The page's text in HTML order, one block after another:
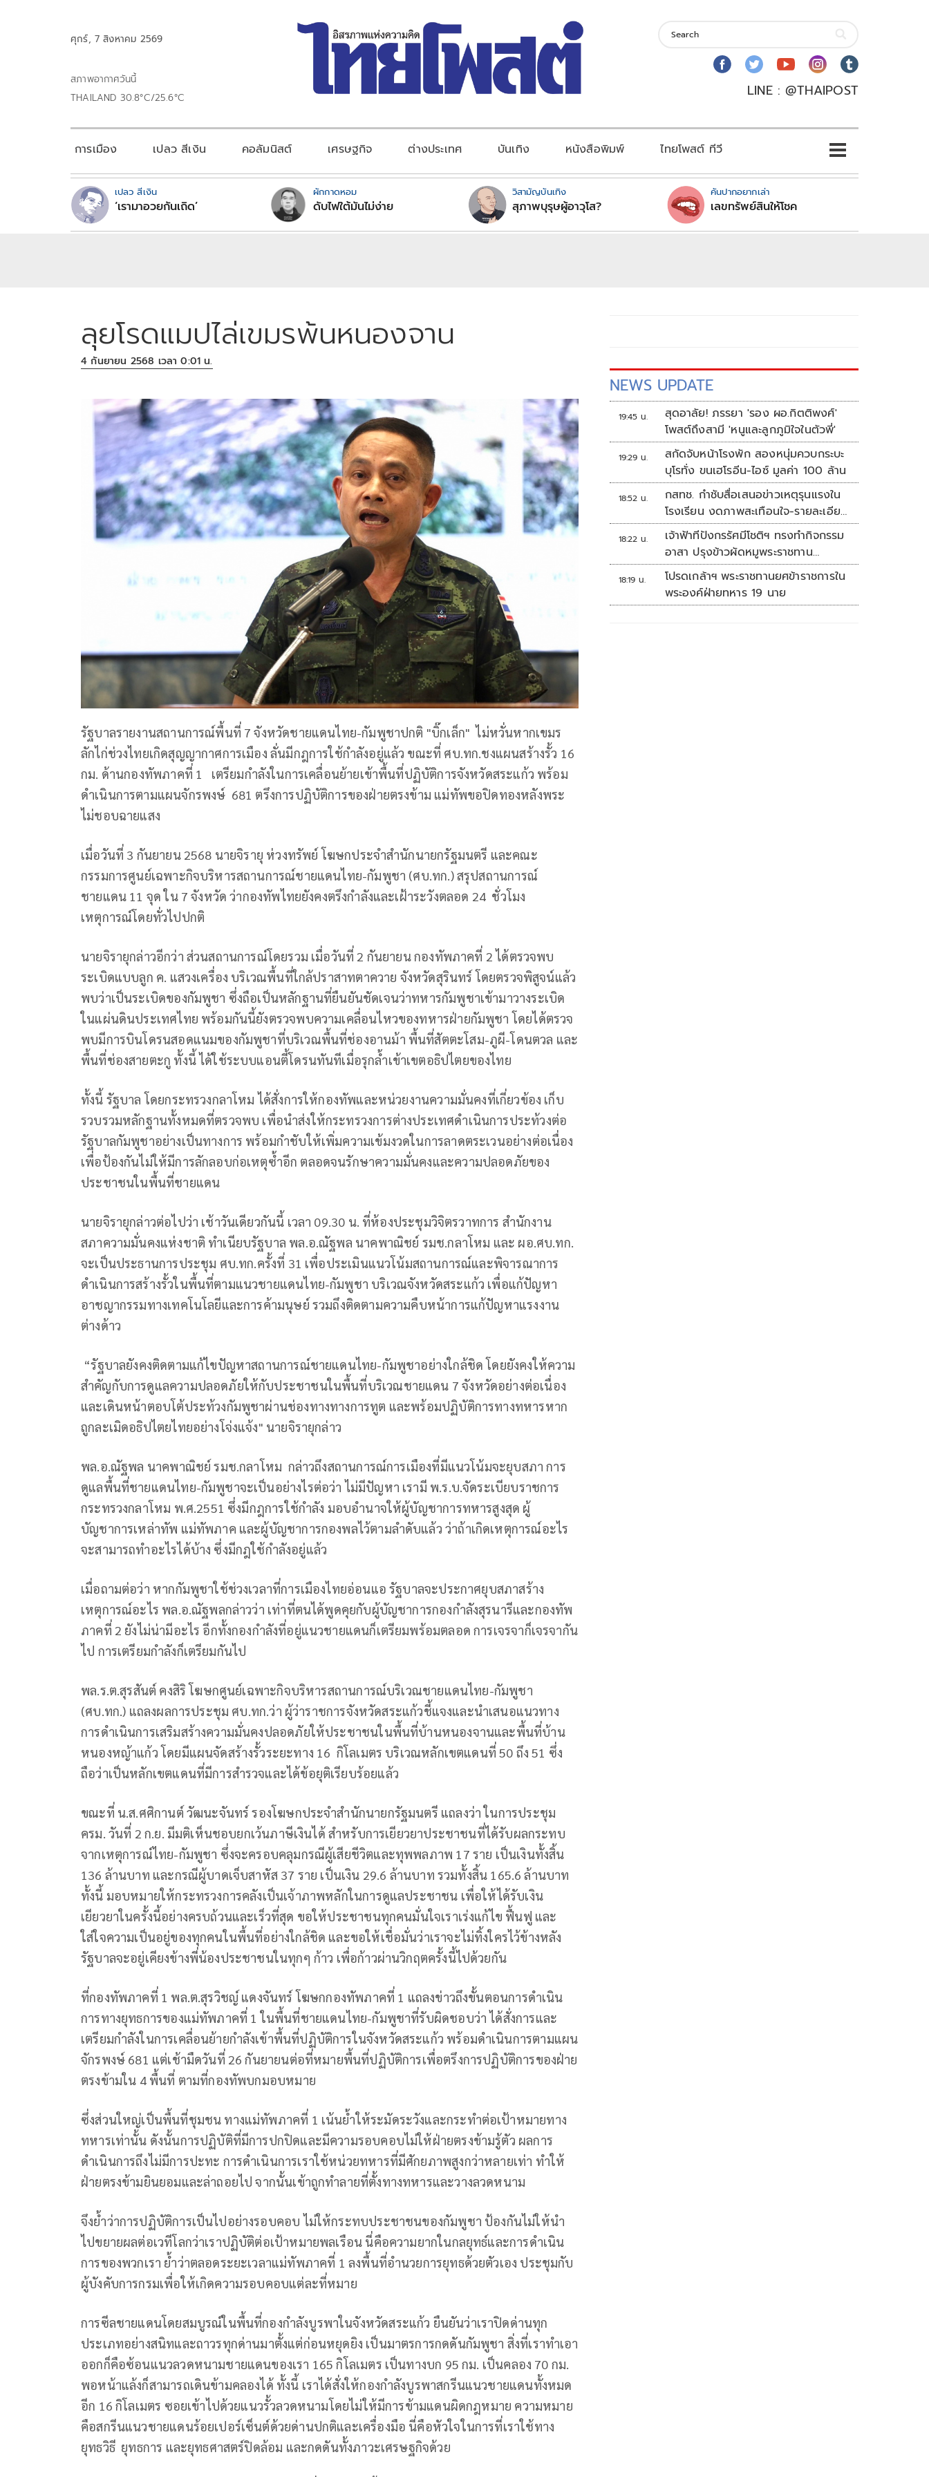
ศุกร์, 7 สิงหาคม 2569
สภาพอากาศวันนี้
THAILAND 30.8°C/25.6°C
LINE : @THAIPOST
การเมือง เปลว สีเงิน คอลัมนิสต์ เศรษฐกิจ ต่างประเทศ บันเทิง หนังสือพิมพ์ ไทยโพสต์ ทีวี
เปลว สีเงิน
‘เรามาอวยกันเถิด’
ผักกาดหอม
ดับไฟใต้มันไม่ง่าย
วิสามัญบันเทิง
สุภาพบุรุษผู้อาวุโส?
คันปากอยากเล่า
เลขทรัพย์สินให้โชค
ลุยโรดแมปไล่เขมรพ้นหนองจาน
4 กันยายน 2568 เวลา 0:01 น.
รัฐบาลรายงานสถานการณ์พื้นที่ 7 จังหวัดชายแดนไทย-กัมพูชาปกติ "บิ๊กเล็ก" ไม่หวั่นหากเขมร
ลักไก่ช่วงไทยเกิดสุญญากาศการเมือง ลั่นมีกฎการใช้กำลังอยู่แล้ว ขณะที่ ศบ.ทก.ชงแผนสร้างรั้ว 16
กม. ด้านกองทัพภาคที่ 1 เตรียมกำลังในการเคลื่อนย้ายเข้าพื้นที่ปฏิบัติการจังหวัดสระแก้ว พร้อม
ดำเนินการตามแผนจักรพงษ์ 681 ตรึงการปฏิบัติการของฝ่ายตรงข้าม แม่ทัพขอปิดทองหลังพระ
ไม่ชอบฉายแสง
เมื่อวันที่ 3 กันยายน 2568 นายจิรายุ ห่วงทรัพย์ โฆษกประจำสำนักนายกรัฐมนตรี และคณะ
กรรมการศูนย์เฉพาะกิจบริหารสถานการณ์ชายแดนไทย-กัมพูชา (ศบ.ทก.) สรุปสถานการณ์
ชายแดน 11 จุด ใน 7 จังหวัด ว่ากองทัพไทยยังคงตรึงกำลังและเฝ้าระวังตลอด 24 ชั่วโมง
เหตุการณ์โดยทั่วไปปกติ
นายจิรายุกล่าวอีกว่า ส่วนสถานการณ์โดยรวม เมื่อวันที่ 2 กันยายน กองทัพภาคที่ 2 ได้ตรวจพบ
ระเบิดแบบลูก ค. แสวงเครื่อง บริเวณพื้นที่ใกล้ปราสาทตาควาย จังหวัดสุรินทร์ โดยตรวจพิสูจน์แล้ว
พบว่าเป็นระเบิดของกัมพูชา ซึ่งถือเป็นหลักฐานที่ยืนยันชัดเจนว่าทหารกัมพูชาเข้ามาวางระเบิด
ในแผ่นดินประเทศไทย พร้อมกันนี้ยังตรวจพบความเคลื่อนไหวของทหารฝ่ายกัมพูชา โดยได้ตรวจ
พบมีการบินโดรนสอดแนมของกัมพูชาที่บริเวณพื้นที่ช่องอานม้า พื้นที่สัตตะโสม-ภูผี-โดนตวล และ
พื้นที่ช่องสายตะกู ทั้งนี้ ได้ใช้ระบบแอนตี้โดรนทันทีเมื่อรุกล้ำเข้าเขตอธิปไตยของไทย
ทั้งนี้ รัฐบาล โดยกระทรวงกลาโหม ได้สั่งการให้กองทัพและหน่วยงานความมั่นคงที่เกี่ยวข้อง เก็บ
รวบรวมหลักฐานทั้งหมดที่ตรวจพบ เพื่อนำส่งให้กระทรวงการต่างประเทศดำเนินการประท้วงต่อ
รัฐบาลกัมพูชาอย่างเป็นทางการ พร้อมกำชับให้เพิ่มความเข้มงวดในการลาดตระเวนอย่างต่อเนื่อง
เพื่อป้องกันไม่ให้มีการลักลอบก่อเหตุซ้ำอีก ตลอดจนรักษาความมั่นคงและความปลอดภัยของ
ประชาชนในพื้นที่ชายแดน
นายจิรายุกล่าวต่อไปว่า เช้าวันเดียวกันนี้ เวลา 09.30 น. ที่ห้องประชุมวิจิตรวาทการ สำนักงาน
สภาความมั่นคงแห่งชาติ ทำเนียบรัฐบาล พล.อ.ณัฐพล นาคพาณิชย์ รมช.กลาโหม และ ผอ.ศบ.ทก.
จะเป็นประธานการประชุม ศบ.ทก.ครั้งที่ 31 เพื่อประเมินแนวโน้มสถานการณ์และพิจารณาการ
ดำเนินการสร้างรั้วในพื้นที่ตามแนวชายแดนไทย-กัมพูชา บริเวณจังหวัดสระแก้ว เพื่อแก้ปัญหา
อาชญากรรมทางเทคโนโลยีและการค้ามนุษย์ รวมถึงติดตามความคืบหน้าการแก้ปัญหาแรงงาน
ต่างด้าว
“รัฐบาลยังคงติดตามแก้ไขปัญหาสถานการณ์ชายแดนไทย-กัมพูชาอย่างใกล้ชิด โดยยังคงให้ความ
สำคัญกับการดูแลความปลอดภัยให้กับประชาชนในพื้นที่บริเวณชายแดน 7 จังหวัดอย่างต่อเนื่อง
และเดินหน้าตอบโต้ประท้วงกัมพูชาผ่านช่องทางทางการทูต และพร้อมปฏิบัติการทางทหารหาก
ถูกละเมิดอธิปไตยไทยอย่างโจ่งแจ้ง" นายจิรายุกล่าว
พล.อ.ณัฐพล นาคพาณิชย์ รมช.กลาโหม กล่าวถึงสถานการณ์การเมืองที่มีแนวโน้มจะยุบสภา การ
ดูแลพื้นที่ชายแดนไทย-กัมพูชาจะเป็นอย่างไรต่อว่า ไม่มีปัญหา เรามี พ.ร.บ.จัดระเบียบราชการ
กระทรวงกลาโหม พ.ศ.2551 ซึ่งมีกฎการใช้กำลัง มอบอำนาจให้ผู้บัญชาการทหารสูงสุด ผู้
บัญชาการเหล่าทัพ แม่ทัพภาค และผู้บัญชาการกองพลไว้ตามลำดับแล้ว ว่าถ้าเกิดเหตุการณ์อะไร
จะสามารถทำอะไรได้บ้าง ซึ่งมีกฎใช้กำลังอยู่แล้ว
เมื่อถามต่อว่า หากกัมพูชาใช้ช่วงเวลาที่การเมืองไทยอ่อนแอ รัฐบาลจะประกาศยุบสภาสร้าง
เหตุการณ์อะไร พล.อ.ณัฐพลกล่าวว่า เท่าที่ตนได้พูดคุยกับผู้บัญชาการกองกำลังสุรนารีและกองทัพ
ภาคที่ 2 ยังไม่น่ามีอะไร อีกทั้งกองกำลังที่อยู่แนวชายแดนก็เตรียมพร้อมตลอด การเจรจาก็เจรจากัน
ไป การเตรียมกำลังก็เตรียมกันไป
พล.ร.ต.สุรสันต์ คงสิริ โฆษกศูนย์เฉพาะกิจบริหารสถานการณ์บริเวณชายแดนไทย-กัมพูชา
(ศบ.ทก.) แถลงผลการประชุม ศบ.ทก.ว่า ผู้ว่าราชการจังหวัดสระแก้วชี้แจงและนำเสนอแนวทาง
การดำเนินการเสริมสร้างความมั่นคงปลอดภัยให้ประชาชนในพื้นที่บ้านหนองจานและพื้นที่บ้าน
หนองหญ้าแก้ว โดยมีแผนจัดสร้างรั้วระยะทาง 16 กิโลเมตร บริเวณหลักเขตแดนที่ 50 ถึง 51 ซึ่ง
ถือว่าเป็นหลักเขตแดนที่มีการสำรวจและได้ข้อยุติเรียบร้อยแล้ว
ขณะที่ น.ส.ศศิกานต์ วัฒนะจันทร์ รองโฆษกประจำสำนักนายกรัฐมนตรี แถลงว่า ในการประชุม
ครม. วันที่ 2 ก.ย. มีมติเห็นชอบยกเว้นภาษีเงินได้ สำหรับการเยียวยาประชาชนที่ได้รับผลกระทบ
จากเหตุการณ์ไทย-กัมพูชา ซึ่งจะครอบคลุมกรณีผู้เสียชีวิตและทุพพลภาพ 17 ราย เป็นเงินทั้งสิ้น
136 ล้านบาท และกรณีผู้บาดเจ็บสาหัส 37 ราย เป็นเงิน 29.6 ล้านบาท รวมทั้งสิ้น 165.6 ล้านบาท
ทั้งนี้ มอบหมายให้กระทรวงการคลังเป็นเจ้าภาพหลักในการดูแลประชาชน เพื่อให้ได้รับเงิน
เยียวยาในครั้งนี้อย่างครบถ้วนและเร็วที่สุด ขอให้ประชาชนทุกคนมั่นใจเราเร่งแก้ไข ฟื้นฟู และ
ใส่ใจความเป็นอยู่ของทุกคนในพื้นที่อย่างใกล้ชิด และขอให้เชื่อมั่นว่าเราจะไม่ทิ้งใครไว้ข้างหลัง
รัฐบาลจะอยู่เคียงข้างพี่น้องประชาชนในทุกๆ ก้าว เพื่อก้าวผ่านวิกฤตครั้งนี้ไปด้วยกัน
ที่กองทัพภาคที่ 1 พล.ต.สุรวิชญ์ แดงจันทร์ โฆษกกองทัพภาคที่ 1 แถลงข่าวถึงขั้นตอนการดำเนิน
การทางยุทธการของแม่ทัพภาคที่ 1 ในพื้นที่ชายแดนไทย-กัมพูชาที่รับผิดชอบว่า ได้สั่งการและ
เตรียมกำลังในการเคลื่อนย้ายกำลังเข้าพื้นที่ปฏิบัติการในจังหวัดสระแก้ว พร้อมดำเนินการตามแผน
จักรพงษ์ 681 แต่เช้ามืดวันที่ 26 กันยายนต่อที่หมายพื้นที่ปฏิบัติการเพื่อตรึงการปฏิบัติการของฝ่าย
ตรงข้ามใน 4 พื้นที่ ตามที่กองทัพบกมอบหมาย
ซึ่งส่วนใหญ่เป็นพื้นที่ชุมชน ทางแม่ทัพภาคที่ 1 เน้นย้ำให้ระมัดระวังและกระทำต่อเป้าหมายทาง
ทหารเท่านั้น ดังนั้นการปฏิบัติที่มีการปกปิดและมีความรอบคอบไม่ให้ฝ่ายตรงข้ามรู้ตัว ผลการ
ดำเนินการถึงไม่มีการปะทะ การดำเนินการเราใช้หน่วยทหารที่มีศักยภาพสูงกว่าหลายเท่า ทำให้
ฝ่ายตรงข้ามยินยอมและล่าถอยไป จากนั้นเข้าถูกทำลายที่ตั้งทางทหารและวางลวดหนาม
จึงย้ำว่าการปฏิบัติการเป็นไปอย่างรอบคอบ ไม่ให้กระทบประชาชนของกัมพูชา ป้องกันไม่ให้นำ
ไปขยายผลต่อเวทีโลกว่าเราปฏิบัติต่อเป้าหมายพลเรือน นี่คือความยากในกลยุทธ์และการดำเนิน
การของพวกเรา ย้ำว่าตลอดระยะเวลาแม่ทัพภาคที่ 1 ลงพื้นที่อำนวยการยุทธด้วยตัวเอง ประชุมกับ
ผู้บังคับการกรมเพื่อให้เกิดความรอบคอบแต่ละที่หมาย
การซีลชายแดนโดยสมบูรณ์ในพื้นที่กองกำลังบูรพาในจังหวัดสระแก้ว ยืนยันว่าเราปิดด่านทุก
ประเภทอย่างสนิทและถาวรทุกด่านมาตั้งแต่ก่อนหยุดยิง เป็นมาตรการกดดันกัมพูชา สิ่งที่เราทำเอา
ออกก็คือซ้อนแนวลวดหนามชายแดนของเรา 165 กิโลเมตร เป็นทางบก 95 กม. เป็นคลอง 70 กม.
พอหน้าแล้งก็สามารถเดินข้ามคลองได้ ทั้งนี้ เราได้สั่งให้กองกำลังบูรพาสกรีนแนวชายแดนทั้งหมด
อีก 16 กิโลเมตร ซอยเข้าไปด้วยแนวรั้วลวดหนามโดยไม่ให้มีการข้ามแดนผิดกฎหมาย ความหมาย
คือสกรีนแนวชายแดนร้อยเปอร์เซ็นต์ด้วยด่านปกติและเครื่องมือ นี่คือหัวใจในการที่เราใช้ทาง
ยุทธวิธี ยุทธการ และยุทธศาสตร์ปิดล้อม และกดดันทั้งภาวะเศรษฐกิจด้วย
NEWS UPDATE
19:45 น.
สุดอาลัย! ภรรยา 'รอง ผอ.กิตติพงศ์'
โพสต์ถึงสามี 'หนูและลูกภูมิใจในตัวพี่'
19:29 น.
สกัดจับหน้าโรงพัก สองหนุ่มควบกระบะ
บุโรทั่ง ขนเฮโรอีน-ไอซ์ มูลค่า 100 ล้าน
18:52 น.
กสทช. กำชับสื่อเสนอข่าวเหตุรุนแรงใน
โรงเรียน งดภาพสะเทือนใจ-รายละเอียด
เสี่ยงเลียนแบบ
18:22 น.
เจ้าฟ้าทีปังกรรัศมีโชติฯ ทรงทำกิจกรรม
อาสา ปรุงข้าวผัดหมูพระราชทาน
ประชาชน
18:19 น.
โปรดเกล้าฯ พระราชทานยศข้าราชการใน
พระองค์ฝ่ายทหาร 19 นาย